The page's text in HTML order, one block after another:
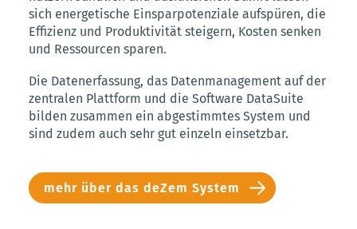
sich energetische Einsparpotenziale aufspüren, die
Effizienz und Produktivität steigern, Kosten senken
und Ressourcen sparen.
Die Datenerfassung, das Datenmanagement auf der
zentralen Plattform und die Software DataSuite
bilden zusammen ein abgestimmtes System und
sind zudem auch sehr gut einzeln einsetzbar.
mehr über das deZem System